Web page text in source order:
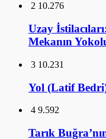
2 10.276
Uzay
Mekanın
3 10.231
Yol (Latif
4 9.592
Tarık